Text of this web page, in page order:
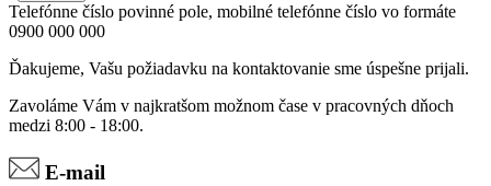
Telefónne číslo povinné pole, mobilné telefónne číslo vo formáte
0900 000 000
Ďakujeme, Vašu požiadavku na kontaktovanie sme úspešne prijali.
Zavoláme Vám v najkratšom možnom čase v pracovných dňoch
medzi 8:00 - 18:00.
E-mail